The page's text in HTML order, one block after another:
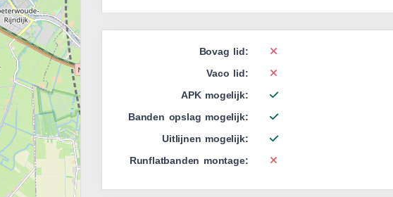
Bovag lid:
Vaco lid:
APK mogelijk:
Banden opslag mogelijk:
Uitlijnen mogelijk:
Runflatbanden montage: